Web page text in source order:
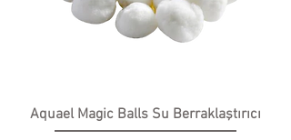
Aquael Magic Balls Su Berraklaştırıcı